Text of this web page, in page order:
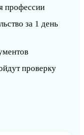
профессии
за 1 день
проверку